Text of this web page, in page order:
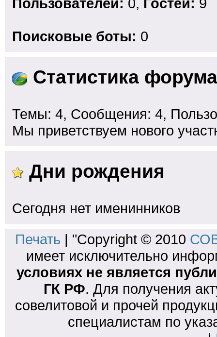
Поисковые боты: 0
Статистика форума
Темы: 4, Сообщения: 4,
Мы приветствуем нового
Дни рождения
Сегодня нет именинников
Печать | "Copyright © 2010
имеет исключительно
условиях не является
ГК РФ. Для получения
совелитовой и прочей
специалистам по